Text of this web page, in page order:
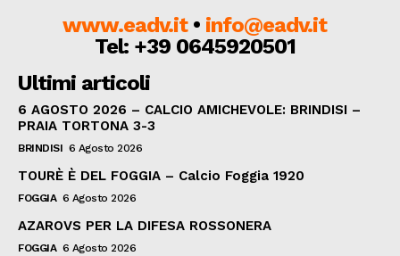
www.eadv.it• info@eadv.it
Tel: +39 0645920501
Ultimi articoli
6 AGOSTO 2026 – CALCIO AMICHEVOLE: BRINDISI –
PRAIA TORTONA 3-3
BRINDISI 6 Agosto 2026
TOURÈ È DEL FOGGIA – Calcio Foggia 1920
FOGGIA 6 Agosto 2026
AZAROVS PER LA DIFESA ROSSONERA
FOGGIA 6 Agosto 2026